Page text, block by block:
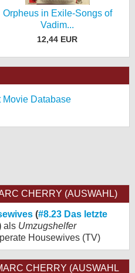
Orpheus in Exile-Songs of
Vadim...
12,44 EUR
Movie Database
CHERRY (AUSWAHL)
(#8.23 Das letzte
als Umzugshelfer
Housewives (TV)
CHERRY (AUSWAHL